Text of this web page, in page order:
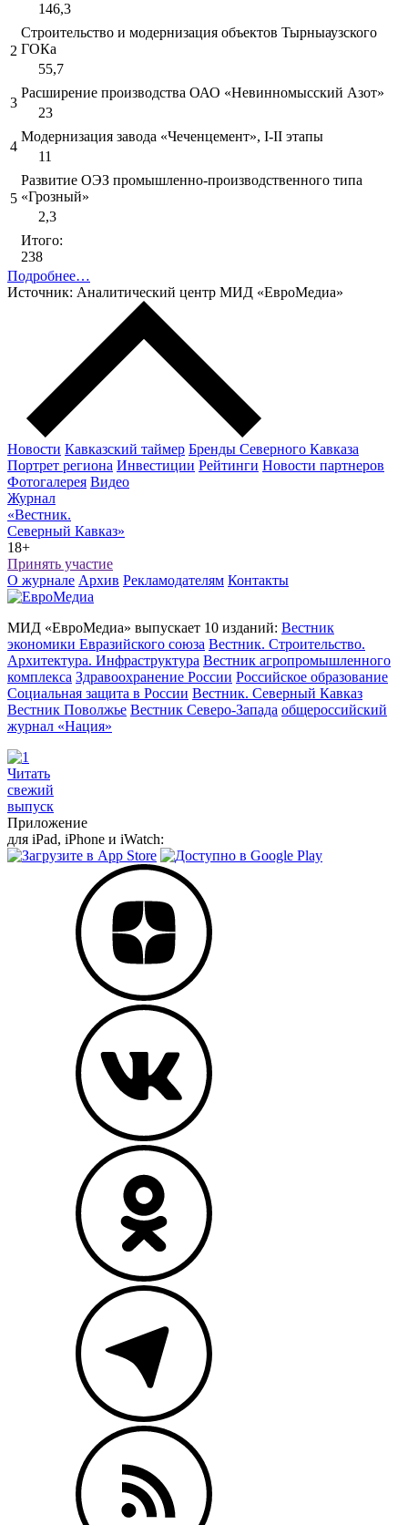
146,3
2
Строительство и модернизация объектов Тырныаузского
ГОКа
55,7
3
Расширение производства ОАО «Невинномысский Азот»
23
4
Модернизация завода «Чеченцемент», I-II этапы
11
5
Развитие ОЭЗ промышленно-производственного типа
«Грозный»
2,3
Итого:
238
Подробнее…
Источник: Аналитический центр МИД «ЕвроМедиа»
Новости Кавказский таймер Бренды Северного Кавказа
Портрет региона Инвестиции Рейтинги Новости партнеров
Фотогалерея Видео
Журнал
«Вестник.
Северный Кавказ»
18+
Принять участие
О журнале Архив Рекламодателям Контакты
МИД «ЕвроМедиа» выпускает 10 изданий: Вестник
экономики Евразийского союза Вестник. Строительство.
Архитектура. Инфраструктура Вестник агропромышленного
комплекса Здравоохранение России Российское образование
Социальная защита в России Вестник. Северный Кавказ
Вестник Поволжье Вестник Северо-Запада общероссийский
журнал «Нация»
Читать
свежий
выпуск
Приложение
для iPad, iPhone и iWatch: